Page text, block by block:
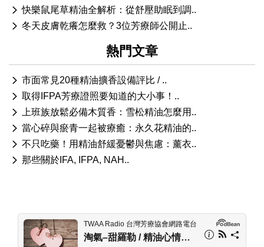
快樂鼠尾草精油全解析：從舒壓助眠到調..
冬天皮膚乾癢怎麼救？3位芳療師公開止..
熱門文章
市面常見20種精油擴香設備評比 / ..
取得IFPA芳療證照要知道的大小事！..
上班族放鬆必備木質香：雪松精油怎麼用..
當心碎與瘀青一起被療癒：永久花精油的..
不只吃藥！用精油舒緩憂鬱與焦慮：薰衣..
那些關於IFA, IFPA, NAH..